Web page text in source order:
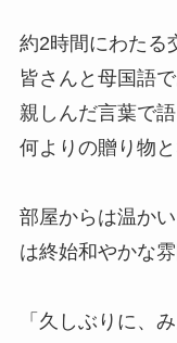
約2時間にわたる
皆さんと母国語
親しんだ言葉で
何よりの贈り物と
部屋からは温か
は終始和やかな
「久しぶりに、